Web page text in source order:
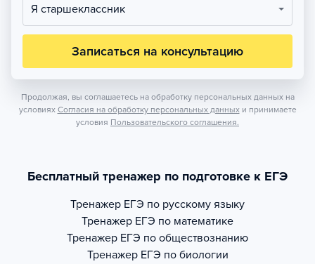
Я старшеклассник
Записаться на консультацию
Продолжая, вы соглашаетесь на обработку персональных данных на
условиях Согласия на обработку персональных данных и принимаете
условия Пользовательского соглашения.
Бесплатный тренажер по подготовке к ЕГЭ
Тренажер ЕГЭ по русскому языку
Тренажер ЕГЭ по математике
Тренажер ЕГЭ по обществознанию
Тренажер ЕГЭ по биологии